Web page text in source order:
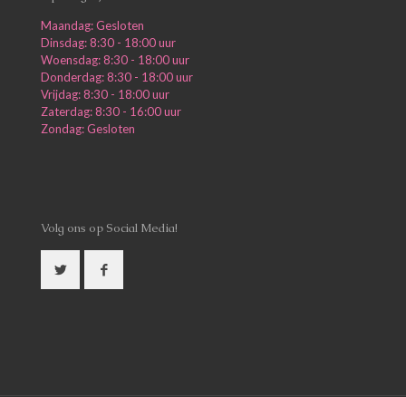
Maandag: Gesloten
Dinsdag: 8:30 - 18:00 uur
Woensdag: 8:30 - 18:00 uur
Donderdag: 8:30 - 18:00 uur
Vrijdag: 8:30 - 18:00 uur
Zaterdag: 8:30 - 16:00 uur
Zondag: Gesloten
Volg ons op Social Media!